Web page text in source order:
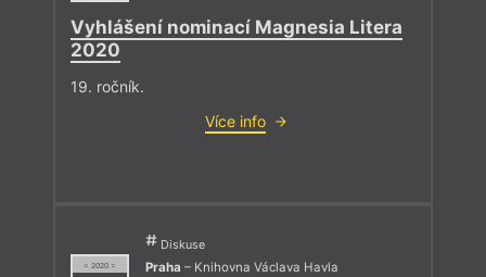
Vyhlášení nominací Magnesia Litera
2020
19. ročník.
Více info
= 2020 =
Diskuse
Praha – Knihovna Václava Havla